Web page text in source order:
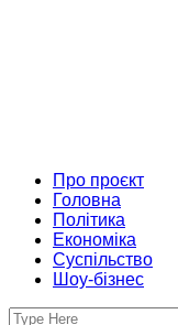
Про проєкт
Головна
Політика
Економіка
Суспільство
Шоу-бізнес